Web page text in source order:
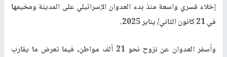
إخلاء قسري واسعة منذ بدء العدوان الإسرائيلي على المدينة ومخيمها
في 21 كانون الثاني/ يناير 2025.
وأسفر العدوان عن نزوح نحو 21 ألف مواطن، فيما تعرض ما يقارب